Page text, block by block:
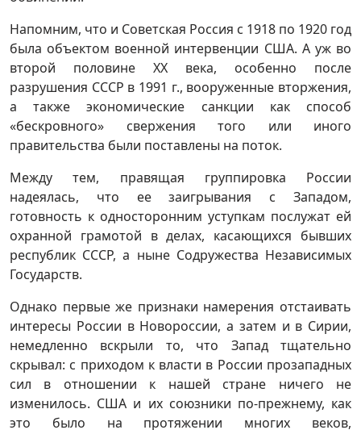
Напомним, что и Советская Россия с 1918 по 1920 год
была объектом военной интервенции США. А уж во
второй половине ХХ века, особенно после
разрушения СССР в 1991 г., вооруженные вторжения,
а также экономические санкции как способ
«бескровного» свержения того или иного
правительства были поставлены на поток.
Между тем, правящая группировка России
надеялась, что ее заигрывания с Западом,
готовность к односторонним уступкам послужат ей
охранной грамотой в делах, касающихся бывших
республик СССР, а ныне Содружества Независимых
Государств.
Однако первые же признаки намерения отстаивать
интересы России в Новороссии, а затем и в Сирии,
немедленно вскрыли то, что Запад тщательно
скрывал: с приходом к власти в России прозападных
сил в отношении к нашей стране ничего не
изменилось. США и их союзники по-прежнему, как
это было на протяжении многих веков,